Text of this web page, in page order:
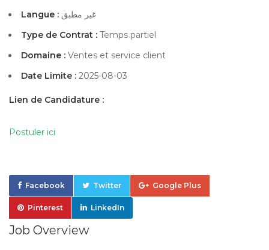
Langue : غير مطبق
Type de Contrat : Temps partiel
Domaine : Ventes et service client
Date Limite : 2025-08-03
Lien de Candidature :
Postuler ici
Facebook Twitter Google Plus
Pinterest LinkedIn
Job Overview